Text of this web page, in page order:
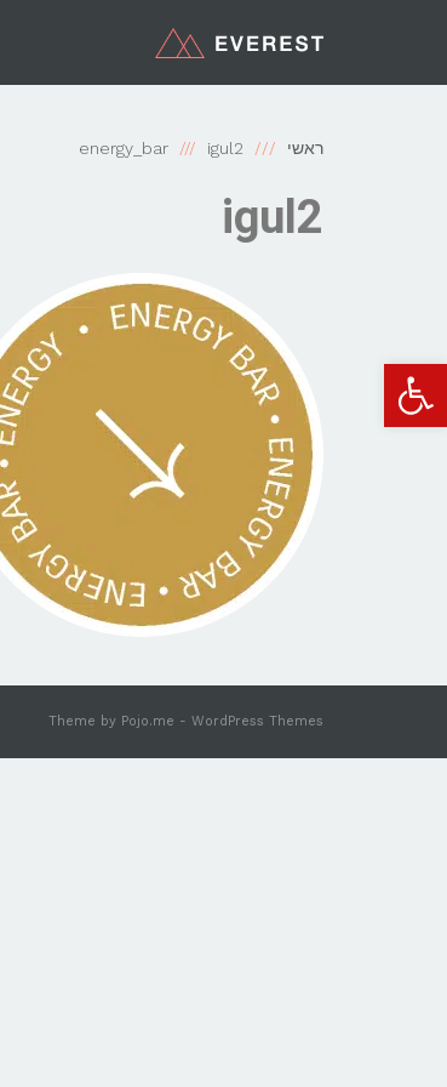
פתח סרגל נגישות
ראשי energy_bar igul2
igul2
Theme by Pojo.me - WordPress Themes